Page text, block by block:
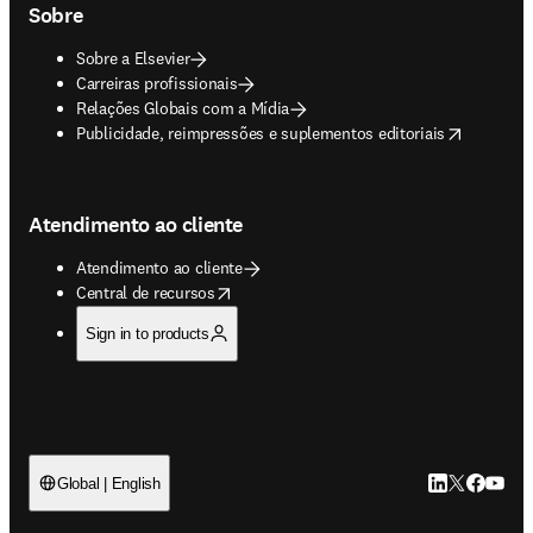
Sobre
Sobre a Elsevier
Carreiras profissionais
Relações Globais com a Mídia
Publicidade, reimpressões e suplementos editoriais
opens in new tab/window
Atendimento ao cliente
Atendimento ao cliente
Central de recursos
opens in new tab/window
Sign in to products
Global | English LinkedIn abre
Twitter